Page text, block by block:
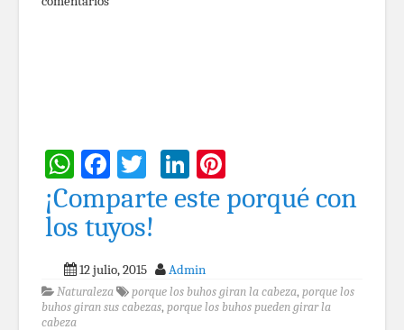
WhatsApp
Facebook
TwitterLinkedIn
¡Comparte este porqué con
los tuyos!
12 julio, 2015 Admin
Naturaleza porque los buhos giran la cabeza, porque los
buhos giran sus cabezas, porque los buhos pueden girar la
cabeza